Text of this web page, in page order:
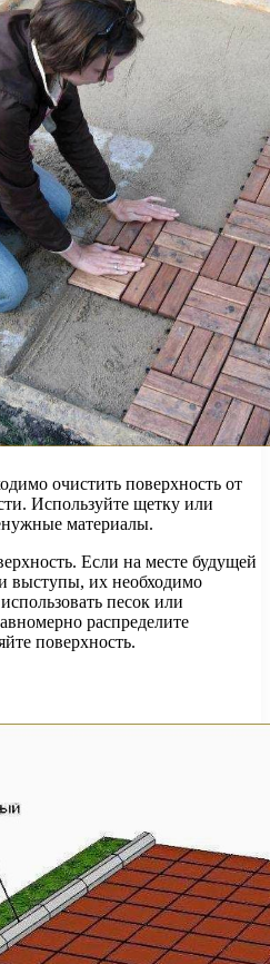
очистить поверхность от
Используйте щетку или
материалы.
Если на месте будущей
выступы, их необходимо
песок или
распределите
поверхность.